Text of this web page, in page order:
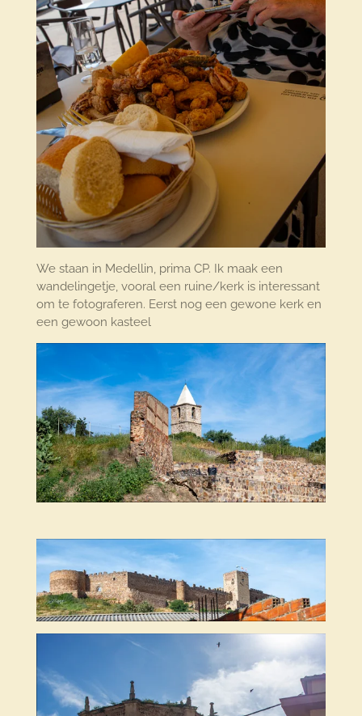
We staan in Medellin, prima CP. Ik maak een
wandelingetje, vooral een ruine/kerk is interessant
om te fotograferen. Eerst nog een gewone kerk en
een gewoon kasteel